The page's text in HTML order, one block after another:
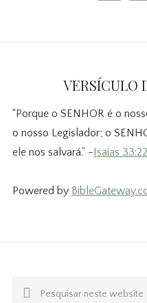
VERSÍCULO
“Porque o SENHOR é o
o nosso Legislador; o
ele nos salvará.” -Isaías 33:22
Powered by
Pesquisar